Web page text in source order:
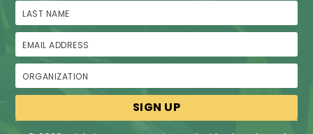
Last Name
Email Address
Organization